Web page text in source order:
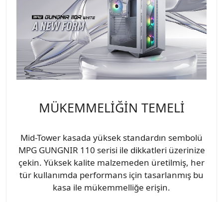
MÜKEMMELİĞİN TEMELİ
Mid-Tower kasada yüksek standardın sembolü
MPG GUNGNIR 110 serisi ile dikkatleri üzerinize
çekin. Yüksek kalite malzemeden üretilmiş, her
tür kullanımda performans için tasarlanmış bu
kasa ile mükemmelliğe erişin.